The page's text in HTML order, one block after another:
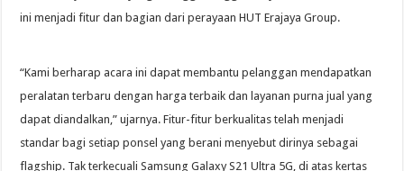
ini menjadi fitur dan bagian dari perayaan HUT Erajaya Group.
“Kami berharap acara ini dapat membantu pelanggan mendapatkan
peralatan terbaru dengan harga terbaik dan layanan purna jual yang
dapat diandalkan,” ujarnya. Fitur-fitur berkualitas telah menjadi
standar bagi setiap ponsel yang berani menyebut dirinya sebagai
flagship. Tak terkecuali Samsung Galaxy S21 Ultra 5G, di atas kertas